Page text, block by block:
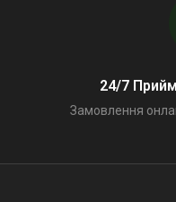
24/7
Замовлення